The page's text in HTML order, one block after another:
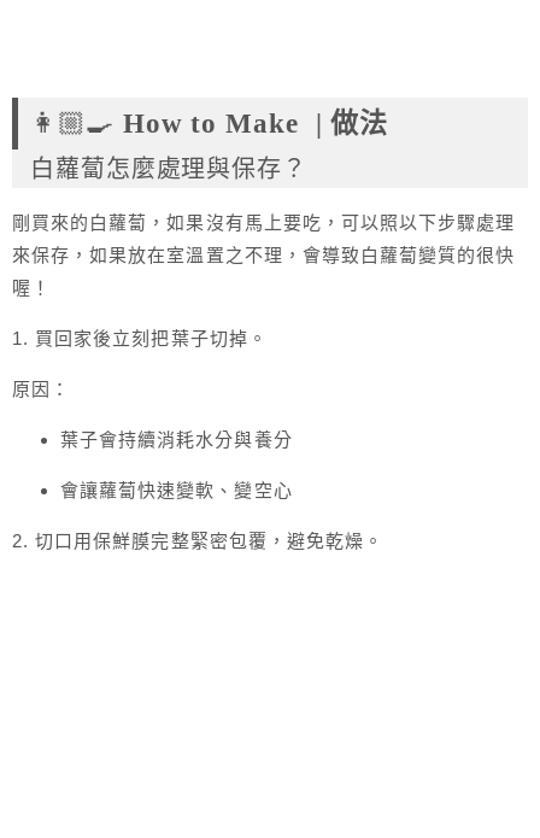
👩🏼‍🍳 How to Make |做法
白蘿蔔怎麼處理與保存？
剛買來的白蘿蔔，如果沒有馬上要吃，可以照以下步驟處理
來保存，如果放在室溫置之不理，會導致白蘿蔔變質的很快
喔！
1. 買回家後立刻把葉子切掉。
原因：
葉子會持續消耗水分與養分
會讓蘿蔔快速變軟、變空心
2. 切口用保鮮膜完整緊密包覆，避免乾燥。